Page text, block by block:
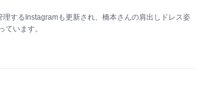
するInstagramも更新され、橋本さんの肩出しドレス姿
います。